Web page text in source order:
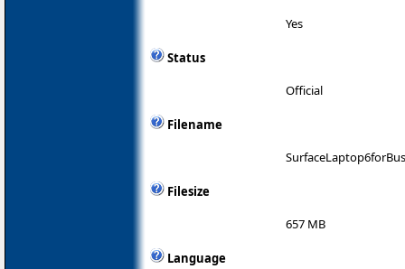
Yes
Status
Official
Filename
Filesize
657 MB
Language